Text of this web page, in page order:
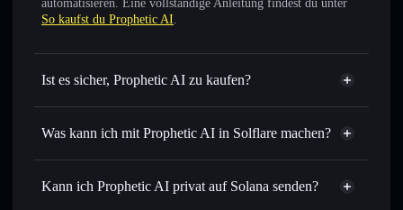
automatisieren. Eine vollständige Anleitung findest du unter
So kaufst du Prophetic AI.
Ist es sicher, Prophetic AI zu kaufen?
Prophetic AI
nicht
Was kann ich mit Prophetic AI in Solflare machen?
Prophetic AI
Solflare-Wallet
Sofort tauschen– handle WAKE gegen SOL, USDC oder
Kann ich Prophetic AI privat auf Solana senden?